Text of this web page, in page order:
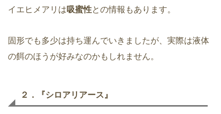
イエヒメアリは吸蜜性との情報もあります。
固形でも多少は持ち運んでいきましたが、実際は液体
の餌のほうが好みなのかもしれません。
２．『シロアリアース』